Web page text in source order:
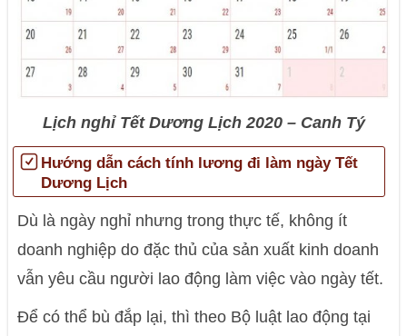
Lịch nghỉ Tết Dương Lịch 2020 – Canh Tý
Hướng dẫn cách tính lương đi làm ngày Tết
Dương Lịch
Dù là ngày nghỉ nhưng trong thực tế, không ít
doanh nghiệp do đặc thủ của sản xuất kinh doanh
vẫn yêu cầu người lao động làm việc vào ngày tết.
Để có thể bù đắp lại, thì theo Bộ luật lao động tại